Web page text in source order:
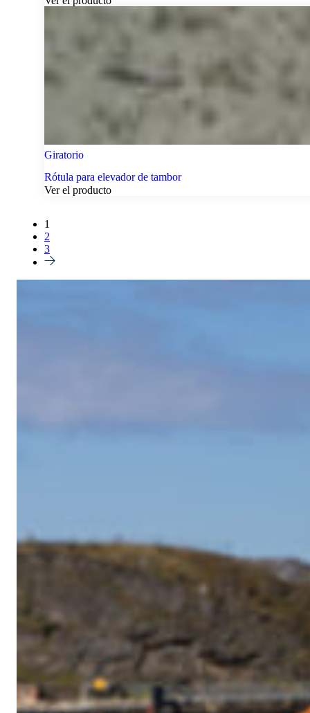
Giratorio
Rótula para elevador de tambor
Ver el producto
1
2
3